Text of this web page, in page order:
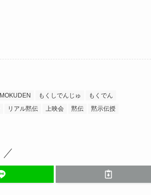
MOKUDEN もくしでんじゅ
もくでん
リアル黙伝 上映会 黙伝
黙示伝授